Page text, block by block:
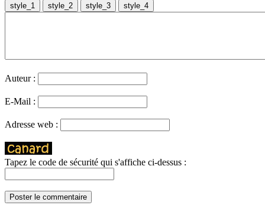
Auteur :
E-Mail :
Adresse web :
Tapez le code de sécurité qui s'affiche ci-dessus :